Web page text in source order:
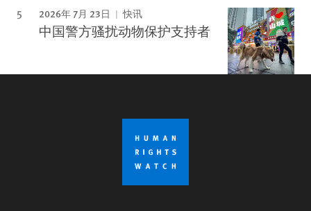
2026年 7月 23日 快讯
中国警方骚扰动物保护支持者